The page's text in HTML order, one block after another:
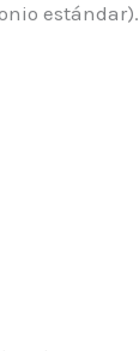
estándar).